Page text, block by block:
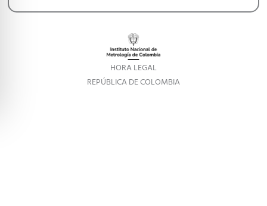
HORA LEGAL
REPÚBLICA DE COLOMBIA